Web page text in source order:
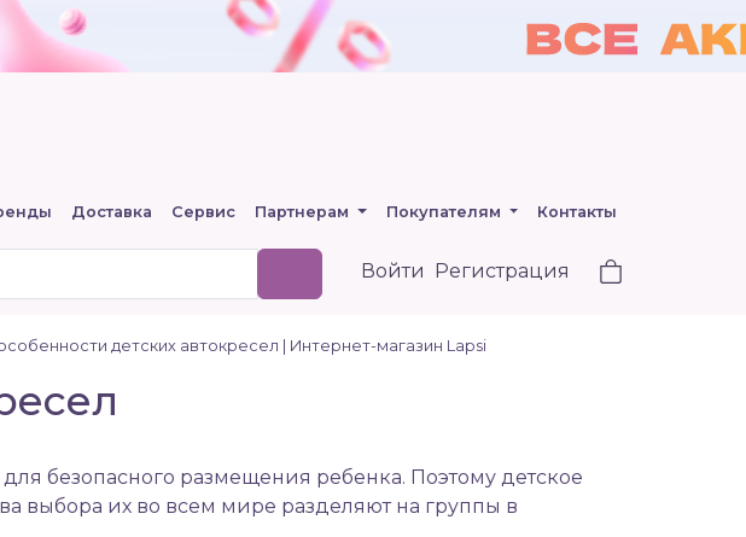
Доставка Сервис Партнерам Покупателям Контакты
Войти Регистрация
детских автокресел | Интернет-магазин Lapsi
безопасного размещения ребенка. Поэтому детское
выбора их во всем мире разделяют на группы в